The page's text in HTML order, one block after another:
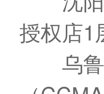
授权店1
乌